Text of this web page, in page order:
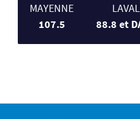
MAYENNE
107.5
LAVAL
88.8 et